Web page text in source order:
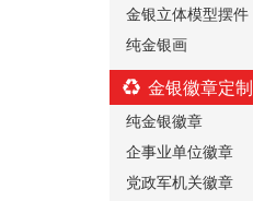
金银立体模型摆件
纯金银画
金银徽章定制
纯金银徽章
企事业单位徽章
党政军机关徽章